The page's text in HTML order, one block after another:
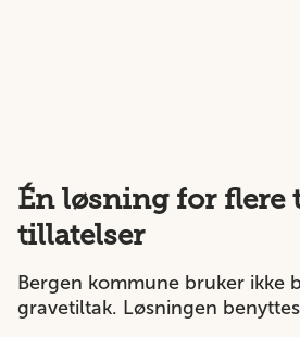
Én løsning for flere
tillatelser
Bergen kommune bruker ikke
gravetiltak. Løsningen